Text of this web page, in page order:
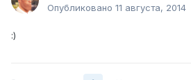
Опубликовано 11 августа, 2014
:)